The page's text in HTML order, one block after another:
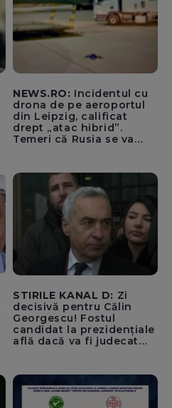
NEWS.RO: Incidentul cu
drona de pe aeroportul
din Leipzig, calificat
drept „atac hibrid”.
Temeri că Rusia se va
neagă informațiile că
avioanele ucrainene din
apropierea dronei ar fi
fost încărcate cu muniție
STIRILE KANAL D: Zi
decisivă pentru Călin
Georgescu! Fostul
candidat la prezidențiale
află dacă va fi judecat